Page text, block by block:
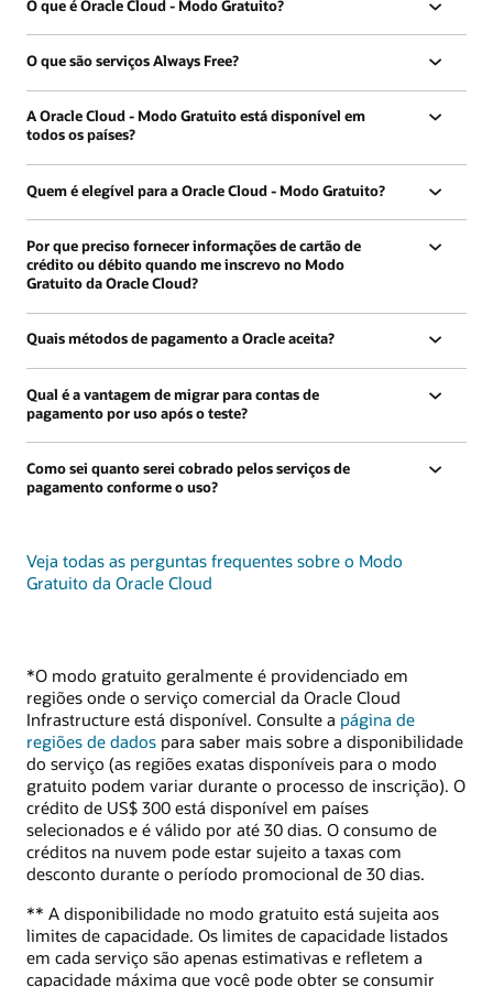
O que é Oracle Cloud - Modo Gratuito?
O que são serviços Always Free?
A Oracle Cloud - Modo Gratuito está disponível em
todos os países?
Quem é elegível para a Oracle Cloud - Modo Gratuito?
Por que preciso fornecer informações de cartão de
crédito ou débito quando me inscrevo no Modo
Gratuito da Oracle Cloud?
Quais métodos de pagamento a Oracle aceita?
Qual é a vantagem de migrar para contas de
pagamento por uso após o teste?
Como sei quanto serei cobrado pelos serviços de
pagamento conforme o uso?
Veja todas as perguntas frequentes sobre o Modo
Gratuito da Oracle Cloud
*O modo gratuito geralmente é providenciado em
regiões onde o serviço comercial da Oracle Cloud
Infrastructure está disponível. Consulte a página de
regiões de dados para saber mais sobre a disponibilidade
do serviço (as regiões exatas disponíveis para o modo
gratuito podem variar durante o processo de inscrição). O
crédito de US$ 300 está disponível em países
selecionados e é válido por até 30 dias. O consumo de
créditos na nuvem pode estar sujeito a taxas com
desconto durante o período promocional de 30 dias.
** A disponibilidade no modo gratuito está sujeita aos
limites de capacidade. Os limites de capacidade listados
em cada serviço são apenas estimativas e refletem a
capacidade máxima que você pode obter se consumir